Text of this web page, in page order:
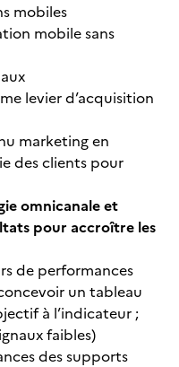
mobiles
mobile sans
levier d’acquisition
marketing en
des clients pour
omnicanale et
pour accroître les
de performances
un tableau
à l’indicateur ;
faibles)
des supports